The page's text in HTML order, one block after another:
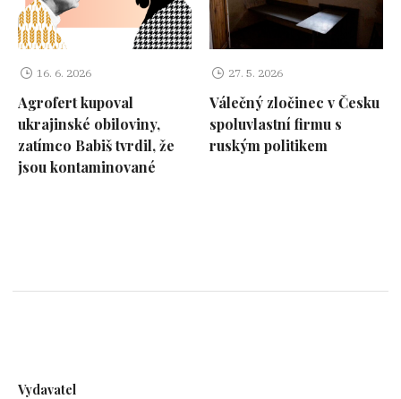
16. 6. 2026
Agrofert kupoval
ukrajinské obiloviny,
zatímco Babiš tvrdil, že
jsou kontaminované
27. 5. 2026
Válečný zločinec v Česku
spoluvlastní firmu s
ruským politikem
Vydavatel